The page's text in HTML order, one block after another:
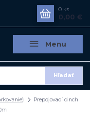
Menu
Hľadať
0 ks
0,00 €
Prepojovací cinch